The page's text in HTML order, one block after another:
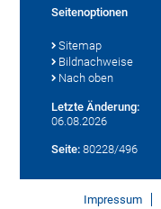
Seitenoptionen
Sitemap
Bildnachweise
Nach oben
Letzte Änderung:
06.08.2026
Seite: 80228/496
Impressum